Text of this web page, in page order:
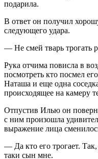
подарила.
В ответ он получил
следующего удара.
— Не смей тварь трогать
Рука отчима повисла в
посмотреть кто посмел
Наташа и еще одна
происходящее на камеру
Отпустив Илью он
с ним произошла
выражение лица
— Да кто его трогает.
таки сын мне.